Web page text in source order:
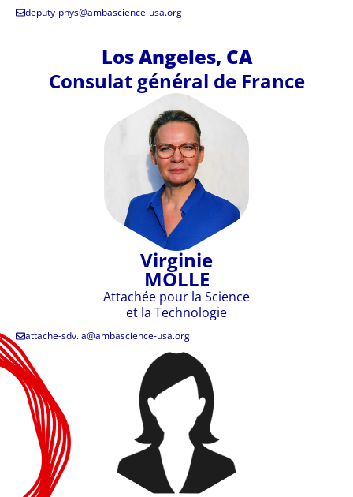
deputy-phys@ambascience-usa.org
Los Angeles, CA
Consulat général de France
Virginie
MOLLE
Attachée pour la Science
et la Technologie
attache-sdv.la@ambascience-usa.org